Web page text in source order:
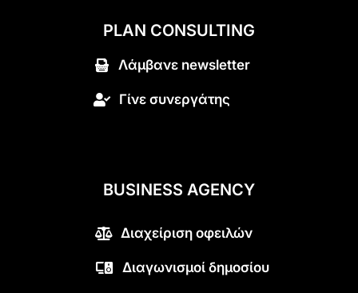
PLAN CONSULTING
Λάμβανε newsletter
Γίνε συνεργάτης
BUSINESS AGENCY
Διαχείριση οφειλών
Διαγωνισμοί δημοσίου